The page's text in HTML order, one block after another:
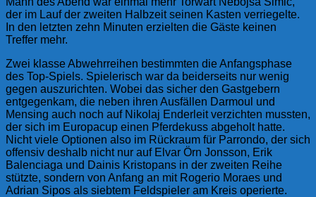
der im Lauf der zweiten Halbzeit seinen Kasten verriegelte.
In den letzten zehn Minuten erzielten die Gäste keinen
Treffer mehr.
Zwei klasse Abwehrreihen bestimmten die Anfangsphase
des Top-Spiels. Spielerisch war da beiderseits nur wenig
gegen auszurichten. Wobei das sicher den Gastgebern
entgegenkam, die neben ihren Ausfällen Darmoul und
Mensing auch noch auf Nikolaj Enderleit verzichten mussten,
der sich im Europacup einen Pferdekuss abgeholt hatte.
Nicht viele Optionen also im Rückraum für Parrondo, der sich
offensiv deshalb nicht nur auf Elvar Örn Jonsson, Erik
Balenciaga und Dainis Kristopans in der zweiten Reihe
stützte, sondern von Anfang an mit Rogerio Moraes und
Adrian Sipos als siebtem Feldspieler am Kreis operierte.